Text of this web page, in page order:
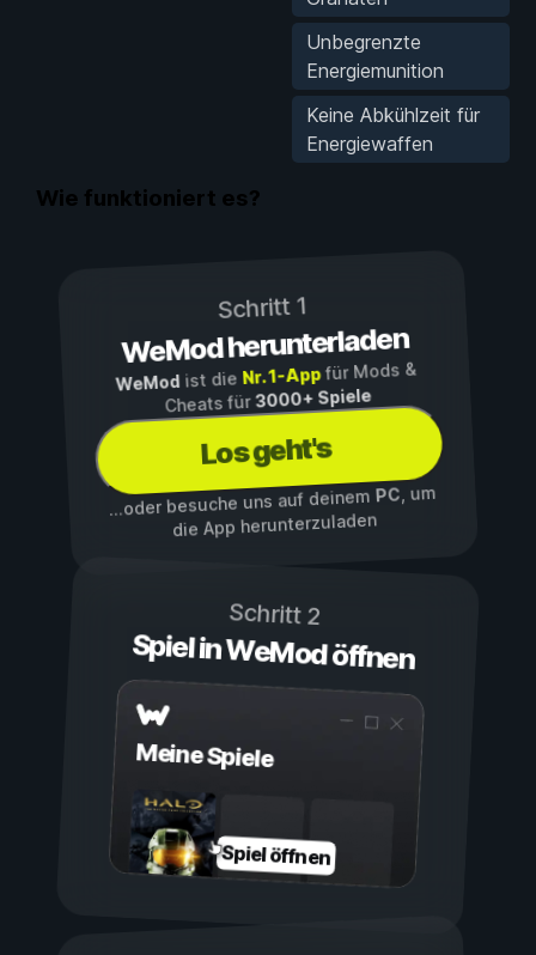
Unbegrenzte
Energiemunition
Keine Abkühlzeit für
Energiewaffen
Wie funktioniert es?
Schritt 1
WeMod herunterladen
WeMod ist die Nr. 1-Appfür Mods &
Cheats für3000+ Spiele
Los geht's
...oder besuche uns auf deinemPC, um
die App herunterzuladen
Schritt 2
Spiel in WeMod öffnen
Meine Spiele
Spiel öffnen